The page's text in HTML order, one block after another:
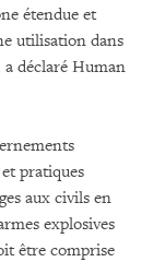
étendue et
utilisation dans
a déclaré Human
pratiques
aux civils en
explosives
être comprise